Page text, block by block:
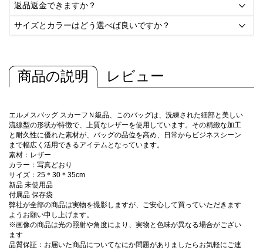
返品返金できますか？ 
サイズとカラーはどう選べば良いですか？ 
商品の説明 レビュー
エルメスバッグ スカーフＮ級品、このバッグは、洗練された細部と美しい
流線型の形状が特徴で、上質なレザーを使用しています。その精緻な加工
と耐久性に優れた素材が、バッグの品位を高め、日常からビジネスシーン
まで幅広く活用できるアイテムとなっています。
素材：レザー
カラー：写真どおり
サイズ：25＊30＊35cm
新品 未使用品
付属品 保存袋
弊社が全部の商品は実物を撮影しますが、ご安心して買っていただきます
ようお願い申し上げます。
※画像の商品は光の照射や角度により、実物と色味が異なる場合がござい
ます
品質保証：お届いた商品についてなにか問題がありましたらお気軽にご連